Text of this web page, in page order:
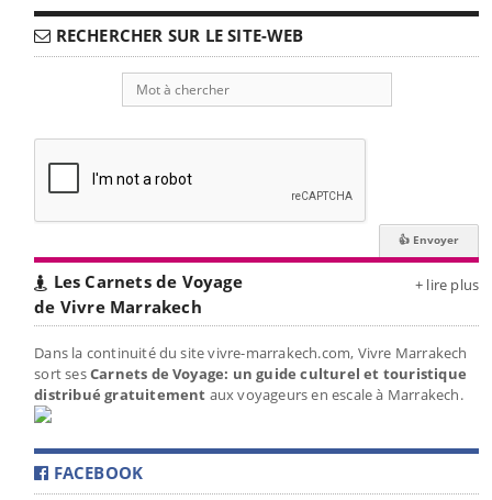
RECHERCHER SUR LE SITE-WEB
Les Carnets de Voyage
de Vivre Marrakech
+ lire plus
Dans la continuité du site vivre-marrakech.com, Vivre Marrakech
sort sesCarnets de Voyage: un guide culturel et touristique
distribué gratuitement aux voyageurs en escale à Marrakech.
FACEBOOK